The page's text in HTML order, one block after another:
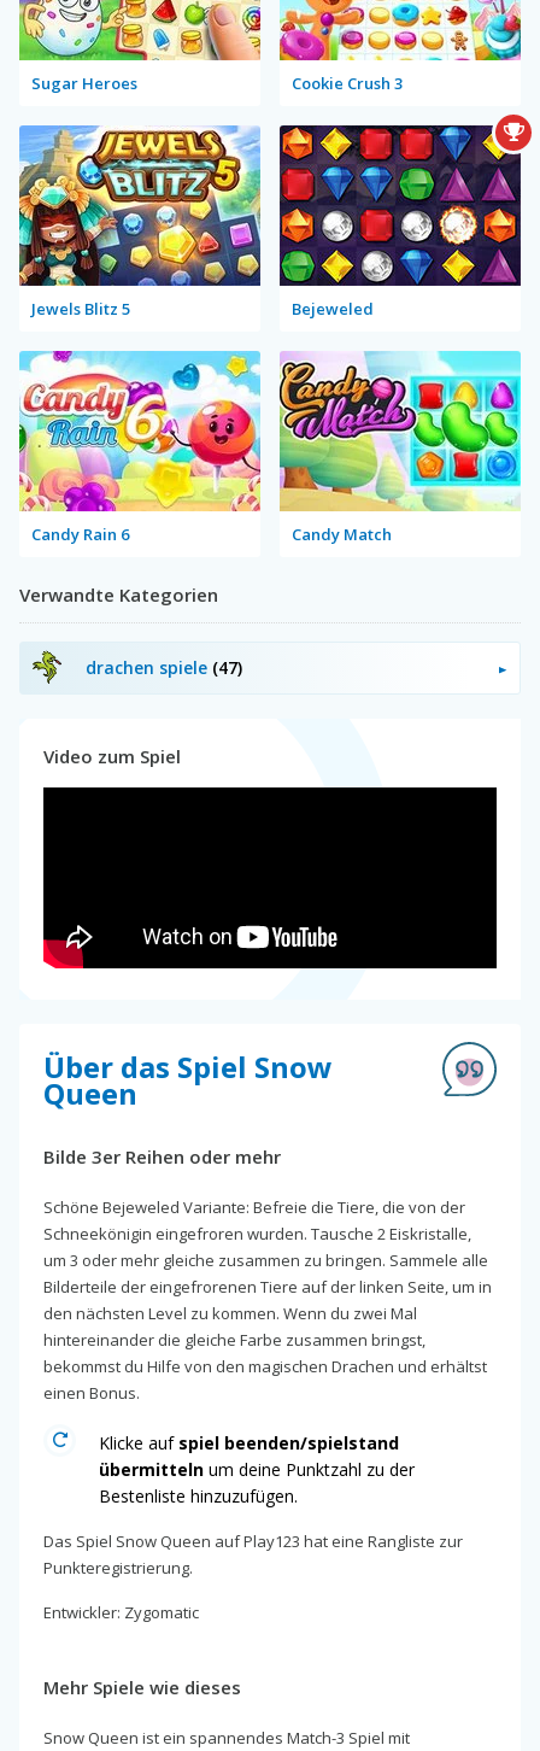
Sugar Heroes Cookie Crush 3
Jewels Blitz 5 Bejeweled
Candy Rain 6 Candy Match
Verwandte Kategorien
drachen spiele (47)
Video zum Spiel
Über das Spiel Snow
Queen
Bilde 3er Reihen oder mehr
Schöne Bejeweled Variante: Befreie die Tiere, die von der
Schneekönigin eingefroren wurden. Tausche 2 Eiskristalle,
um 3 oder mehr gleiche zusammen zu bringen. Sammele alle
Bilderteile der eingefrorenen Tiere auf der linken Seite, um in
den nächsten Level zu kommen. Wenn du zwei Mal
hintereinander die gleiche Farbe zusammen bringst,
bekommst du Hilfe von den magischen Drachen und erhältst
einen Bonus.
Klicke auf spiel beenden/spielstand
übermitteln um deine Punktzahl zu der
Bestenliste hinzuzufügen.
Das Spiel Snow Queen auf Play123 hat eine Rangliste zur
Punkteregistrierung.
Entwickler: Zygomatic
Mehr Spiele wie dieses
Snow Queen ist ein spannendes Match-3 Spiel mit